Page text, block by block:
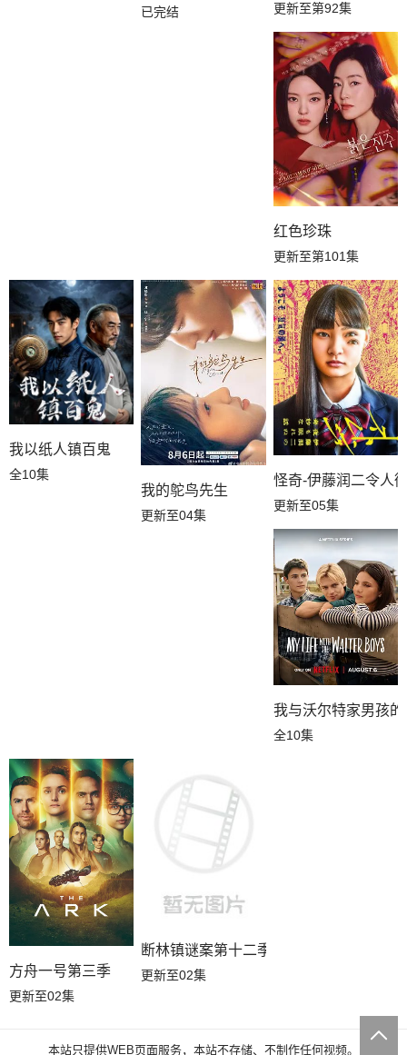
已完结 更新至第92集
红色珍珠
更新至第101集
我以纸人镇百鬼
全10集
我的鸵鸟先生
更新至04集
怪奇-伊藤润二令人
更新至05集
我与沃尔特家男孩
全10集
方舟一号第三季
更新至02集
断林镇谜案第十二季
更新至02集
本站只提供WEB页面服务，本站不存储、不制作任何视频。